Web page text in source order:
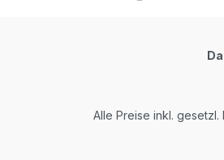
Alle Preise inkl.